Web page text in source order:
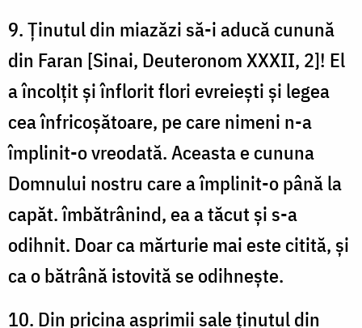
9. Ținutul din miazăzi să-i aducă cunună
din Faran [Sinai, Deuteronom XXXII, 2]! El
a încolțit și înflorit flori evreiești și legea
cea înfricoșătoare, pe care nimeni n-a
împlinit-o vreodată. Aceasta e cununa
Domnului nostru care a împlinit-o până la
capăt. îmbătrânind, ea a tăcut și s-a
odihnit. Doar ca mărturie mai este citită, și
ca o bătrână istovită se odihnește.
10. Din pricina asprimii sale ținutul din